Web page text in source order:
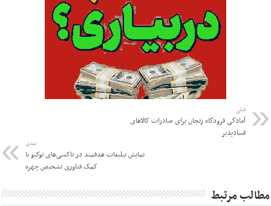
قبلی
آمادگی فرودگاه زنجان برای صادرات کالاهای
فسادپذیر
بعدی
نمایش تبلیغات هدفمند در تاکسی‌های توکیو با
کمک فناوری تشخیص چهره
مطالب مرتبط